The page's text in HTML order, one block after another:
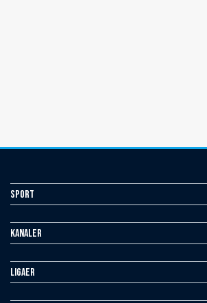
Sport
Kanaler
Ligaer